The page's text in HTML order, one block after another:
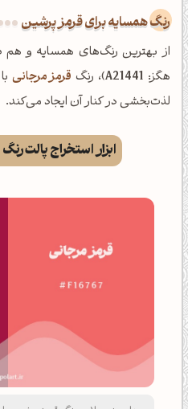
رنگ همسایه برای قرمز پرشین
از بهترین رنگ‌های همسایه و هم
هگز: A21441)، رنگ قرمز مرجانی
لذت‌بخشی در کنار آن ایجاد می‌کند.
ابزار استخراج پالت